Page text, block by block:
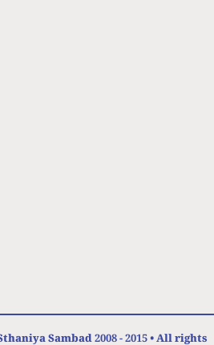
Sambad 2008 - 2015 • All rights